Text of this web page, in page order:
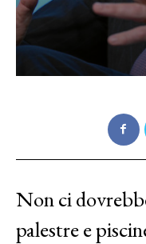
Non ci
palestre e